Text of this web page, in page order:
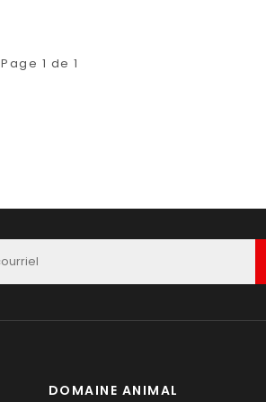
Page 1 de 1
DOMAINE ANIMAL